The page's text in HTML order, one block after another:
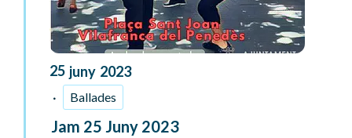
25 juny 2023
Ballades
Jam 25 Juny 2023